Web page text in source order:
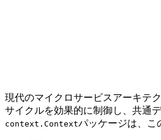
現代のマイクロサービスアーキテ
サイクルを効果的に制御し、共通
context.Contextパッケージは、こ